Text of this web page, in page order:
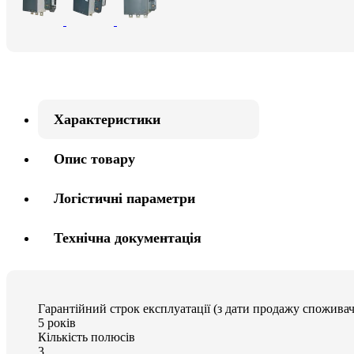
Характеристики
Опис товару
Логістичні параметри
Технічна документація
Гарантійний строк експлуатації (з дати продажу
5 років
Кількість полюсів
3